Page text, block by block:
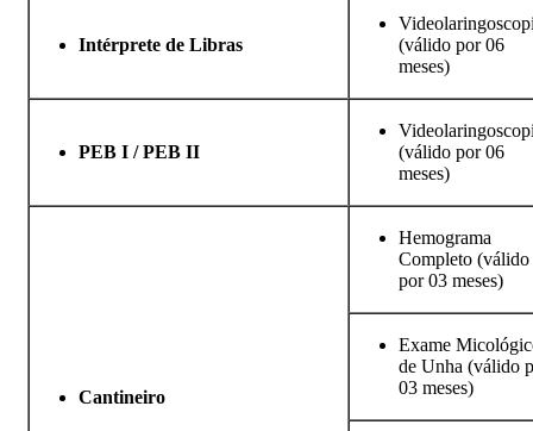
Intérprete de Libras
(válido por 06
meses)
PEB I / PEB II
(válido por 06
meses)
Cantineiro
Hemograma
Completo (válido
por 03 meses)
Exame
de Unha (válido
03 meses)